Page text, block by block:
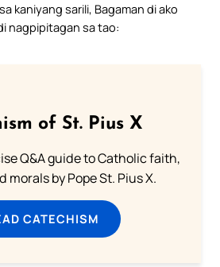
kaniyang sarili, Bagaman di ako
nagpipitagan sa tao:
of St. Pius X
Q&A guide to Catholic faith,
morals by Pope St. Pius X.
CATECHISM